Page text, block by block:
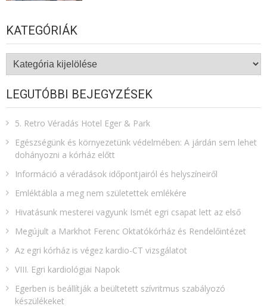
KATEGÓRIÁK
Kategóriák
LEGUTÓBBI BEJEGYZÉSEK
5. Retro Véradás Hotel Eger & Park
Egészségünk és környezetünk védelmében: A járdán sem lehet
dohányozni a kórház előtt
Információ a véradások időpontjairól és helyszíneiről
Emléktábla a meg nem születettek emlékére​
Hivatásunk mesterei vagyunk Ismét egri csapat lett az első
Megújult a Markhot Ferenc Oktatókórház és Rendelőintézet
Az egri kórház is végez kardio-CT vizsgálatot
VIII. Egri kardiológiai Napok
Egerben is beállítják a beültetett szívritmus szabályozó
készülékeket